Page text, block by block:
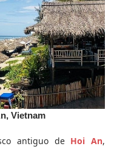
Vietnam
antiguo de Hoi An,